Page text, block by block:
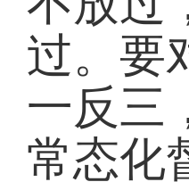
过。要
一反三
常态化